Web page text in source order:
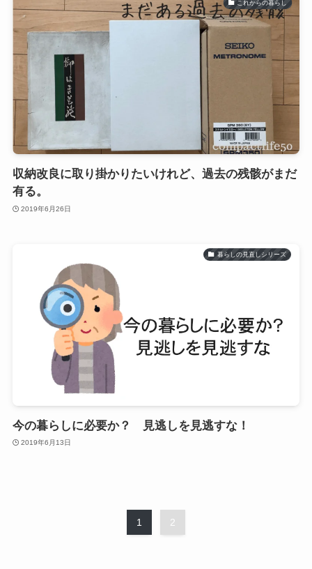
これからの暮らし
収納改良に取り掛かりたいけれど、過去の残骸がまだ
有る。
2019年6月26日
暮らしの見直しシリーズ
今の暮らしに必要か？ 見逃しを見逃すな！
2019年6月13日
1 2